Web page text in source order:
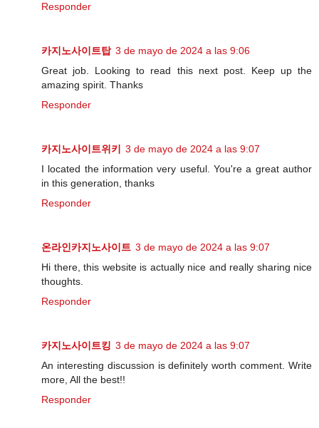
Responder
카지노사이트탑 3 de mayo de 2024 a las 9:06
Great job. Looking to read this next post. Keep up the
amazing spirit. Thanks
Responder
카지노사이트위키
3 de mayo de 2024 a las 9:07
I located the information very useful. You're a great author
in this generation, thanks
Responder
온라인카지노사이트 3 de mayo de 2024 a las 9:07
Hi there, this website is actually nice and really sharing nice
thoughts.
Responder
카지노사이트킹 3 de mayo de 2024 a las 9:07
An interesting discussion is definitely worth comment. Write
more, All the best!!
Responder